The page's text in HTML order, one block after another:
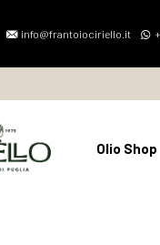
info@frantoiociriello.it
Olio Shop